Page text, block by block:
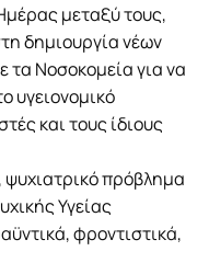
μεταξύ τους,
δημιουργία νέων
τα Νοσοκομεία για να
υγειονομικό
και τους ίδιους
πρόβλημα
Υγείας
φροντιστικά,